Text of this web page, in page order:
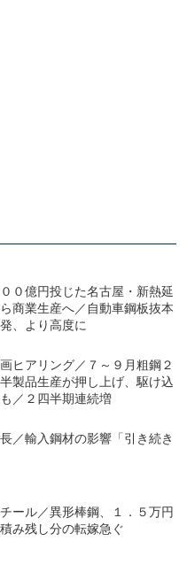
０億円投じた名古屋・新熱延
商業生産へ／自動車鋼板抜本
、より高度に
ヒアリング／７～９月粗鋼２
製品生産が押し上げ、駆け込
／２四半期連続増
／輸入鋼材の影響「引き続き
ール／異形棒鋼、１．５万円
み残し分の転嫁急ぐ